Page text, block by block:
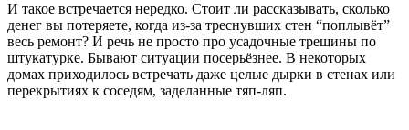
И такое встречается нередко. Стоит ли рассказывать, сколько
денег вы потеряете, когда из-за треснувших стен “поплывёт”
весь ремонт? И речь не просто про усадочные трещины по
штукатурке. Бывают ситуации посерьёзнее. В некоторых
домах приходилось встречать даже целые дырки в стенах или
перекрытиях к соседям, заделанные тяп-ляп.